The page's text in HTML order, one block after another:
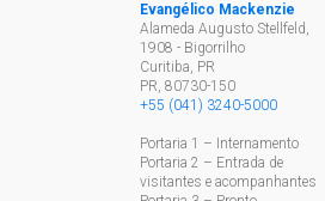
Evangélico Mackenzie
Alameda Augusto Stellfeld,
1908 - Bigorrilho
Curitiba, PR
PR, 80730-150
+55 (041) 3240-5000
Portaria 1 – Internamento
Portaria 2 – Entrada de
visitantes e acompanhantes